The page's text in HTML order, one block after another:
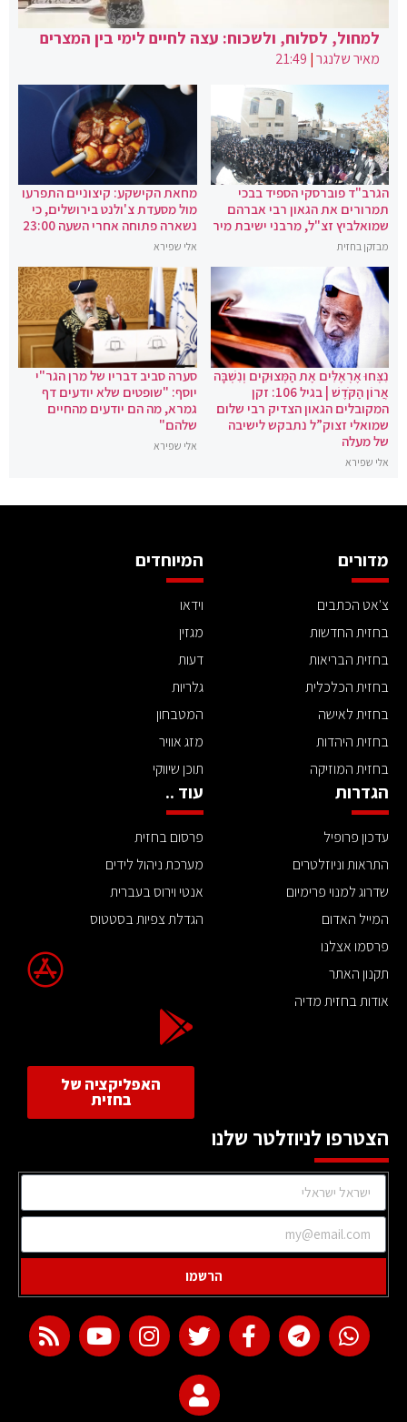
למחול, לסלוח, ולשכוח: עצה לחיים לימי בין המצרים
מאיר שלנגר|
21:49
הגרב"ד פוברסקי הספיד בבכי
תמרורים את הגאון רבי אברהם
שמואלביץ זצ"ל, מרבני ישיבת מיר
מבזקן בחזית
מחאת הקישקע: קיצוניים התפרעו
מול מסעדת צ'ולנט בירושלים, כי
נשארה פתוחה אחרי השעה 23:00
אלי שפירא
נִצְּחוּ אֶרְאֶלִּים אֶת הַמְּצוּקִים וְנִשְׁבָּה
אֲרוֹן הַקֹּדֶשׁ | בגיל 106: זקן
המקובלים הגאון הצדיק רבי שלום
שמואלי זצוק”ל נתבקש לישיבה
של מעלה
אלי שפירא
סערה סביב דבריו של מרן הגר"י
יוסף: "שופטים שלא יודעים דף
גמרא, מה הם יודעים מהחיים
שלהם"
אלי שפירא
מדורים
צ'אט הכתבים
בחזית החדשות
בחזית הבריאות
בחזית הכלכלית
בחזית לאישה
בחזית היהדות
בחזית המוזיקה
המיוחדים
וידאו
מגזין
דעות
גלריות
המטבחון
מזג אוויר
תוכן שיווקי
הגדרות
עדכון פרופיל
התראות וניוזלטרים
שדרוג למנוי פרימיום
המייל האדום
פרסמו אצלנו
תקנון האתר
אודות בחזית מדיה
עוד ..
פרסום בחזית
מערכת ניהול לידים
אנטי וירוס בעברית
הגדלת צפיות בסטטוס
האפליקציה של
בחזית
הצטרפו לניוזלטר שלנו
הרשמו